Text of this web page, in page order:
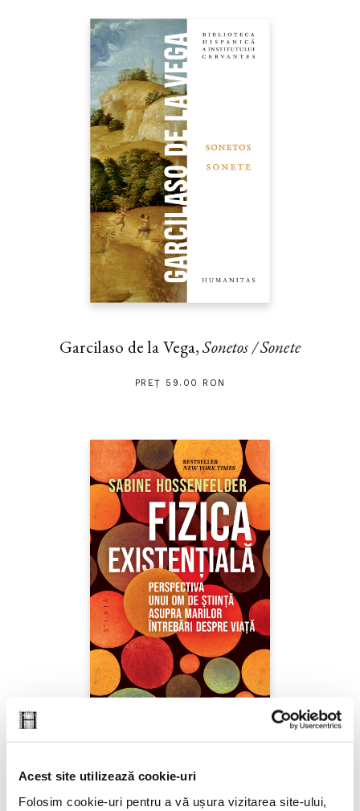
Acest site utilizează cookie-uri
Folosim cookie-uri pentru a vă ușura vizitarea site-ului,
Garcilaso de la Vega,Sonetos / Sonete
PREȚ 59.00 RON
PREȚ 71.99 RON